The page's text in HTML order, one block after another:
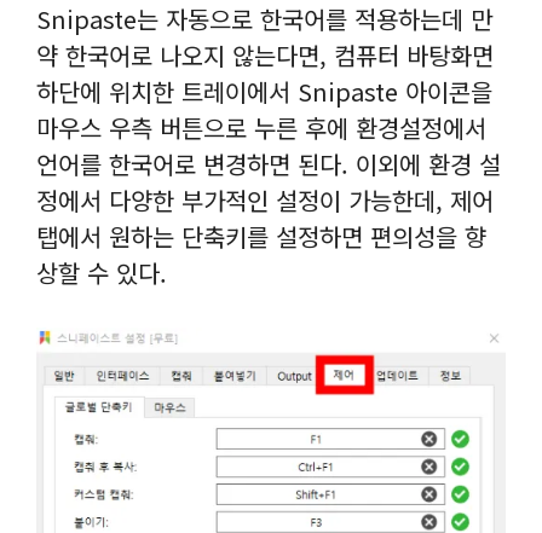
Snipaste는 자동으로 한국어를 적용하는데 만
약 한국어로 나오지 않는다면, 컴퓨터 바탕화면
하단에 위치한 트레이에서 Snipaste 아이콘을
마우스 우측 버튼으로 누른 후에 환경설정에서
언어를 한국어로 변경하면 된다. 이외에 환경 설
정에서 다양한 부가적인 설정이 가능한데, 제어
탭에서 원하는 단축키를 설정하면 편의성을 향
상할 수 있다.